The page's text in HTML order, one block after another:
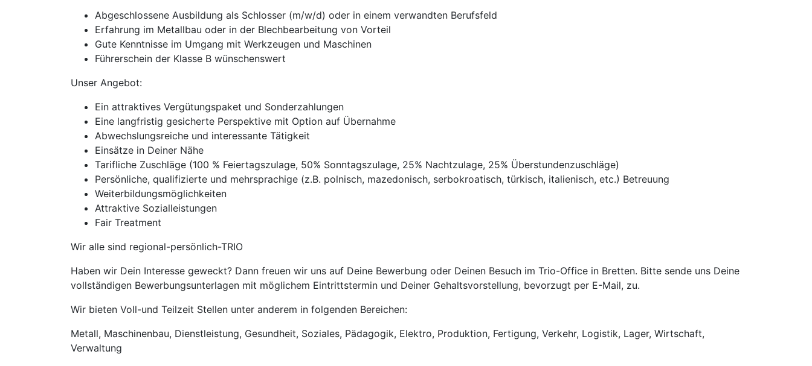
Abgeschlossene Ausbildung als Schlosser (m/w/d) oder in einem verwandten Berufsfeld
Erfahrung im Metallbau oder in der Blechbearbeitung von Vorteil
Gute Kenntnisse im Umgang mit Werkzeugen und Maschinen
Führerschein der Klasse B wünschenswert
Unser Angebot:
Ein attraktives Vergütungspaket und Sonderzahlungen
Eine langfristig gesicherte Perspektive mit Option auf Übernahme
Abwechslungsreiche und interessante Tätigkeit
Einsätze in Deiner Nähe
Tarifliche Zuschläge (100 % Feiertagszulage, 50% Sonntagszulage, 25% Nachtzulage, 25% Überstundenzuschläge)
Persönliche, qualifizierte und mehrsprachige (z.B. polnisch, mazedonisch, serbokroatisch, türkisch, italienisch, etc.) Betreuung
Weiterbildungsmöglichkeiten
Attraktive Sozialleistungen
Fair Treatment
Wir alle sind regional-persönlich-TRIO
Haben wir Dein Interesse geweckt? Dann freuen wir uns auf Deine Bewerbung oder Deinen Besuch im Trio-Office in Bretten. Bitte sende uns Deine
vollständigen Bewerbungsunterlagen mit möglichem Eintrittstermin und Deiner Gehaltsvorstellung, bevorzugt per E-Mail, zu.
Wir bieten Voll-und Teilzeit Stellen unter anderem in folgenden Bereichen:
Metall, Maschinenbau, Dienstleistung, Gesundheit, Soziales, Pädagogik, Elektro, Produktion, Fertigung, Verkehr, Logistik, Lager, Wirtschaft,
Verwaltung